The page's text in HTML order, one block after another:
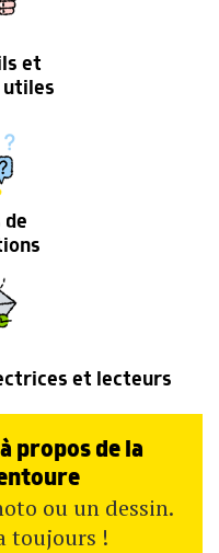
et
utiles
de
et lecteurs
propos de la
ou un dessin.
toujours !